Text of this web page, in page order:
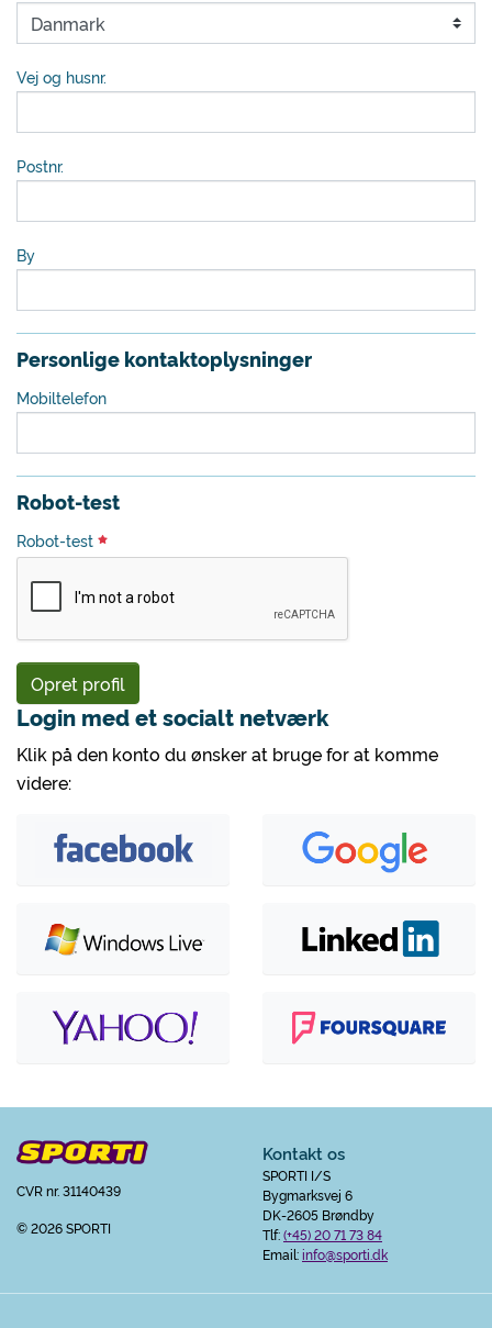
Vej og husnr.
Postnr.
By
Personlige kontaktoplysninger
Mobiltelefon
Robot-test
Robot-test
Opret profil
Login med et socialt netværk
Klik på den konto du ønsker at bruge for at komme
videre:
CVR nr. 31140439
© 2026 SPORTI
Kontakt os
SPORTI I/S
Bygmarksvej 6
DK-2605 Brøndby
Tlf:(+45) 20 71 73 84
Email:info@sporti.dk